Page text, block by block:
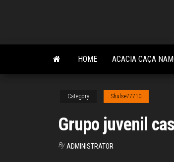
content
HOME ACACIA CAÇA
Category Shulse77710
Grupo juvenil
By ADMINISTRATOR